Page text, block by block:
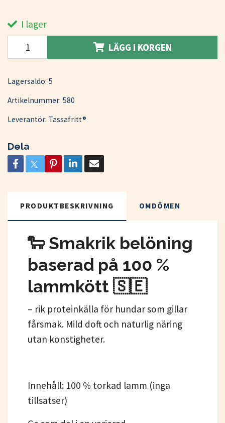
I lager
LÄGG I KORGEN
Lagersaldo: 5
Artikelnummer: 580
Leverantör: Tassafritt®
Dela
PRODUKTBESKRIVNING OMDÖMEN
🐑 Smakrik belöning
baserad på 100 %
lammkött 🇸🇪
– rik proteinkälla för hundar som gillar
fårsmak. Mild doft och naturlig näring
utan konstigheter.
Innehåll: 100 % torkad lamm (inga
tillsatser)